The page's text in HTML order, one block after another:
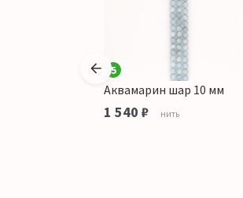
5
Аквамарин шар 10 мм
1 540 ₽ нить